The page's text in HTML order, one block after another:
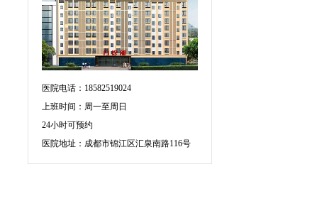
医院电话：18582519024
上班时间：周一至周日
24小时可预约
医院地址：成都市锦江区汇泉南路116号